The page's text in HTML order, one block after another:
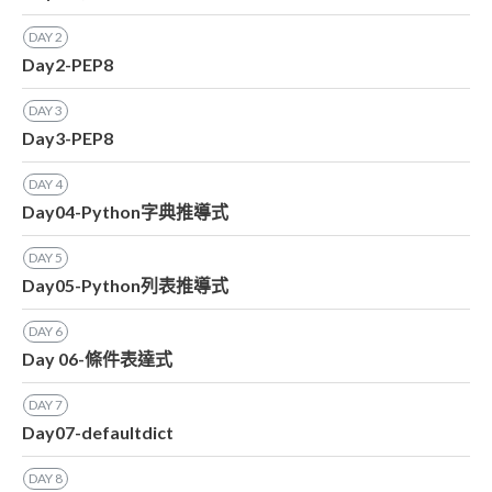
DAY2
Day2-PEP8
DAY3
Day3-PEP8
DAY4
Day04-Python字典推導式
DAY5
Day05-Python列表推導式
DAY 6
Day 06-條件表達式
DAY7
Day07-defaultdict
DAY 8